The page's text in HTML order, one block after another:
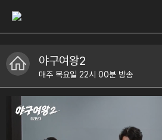
야구여왕2
매주 목요일 22시 00분 방송